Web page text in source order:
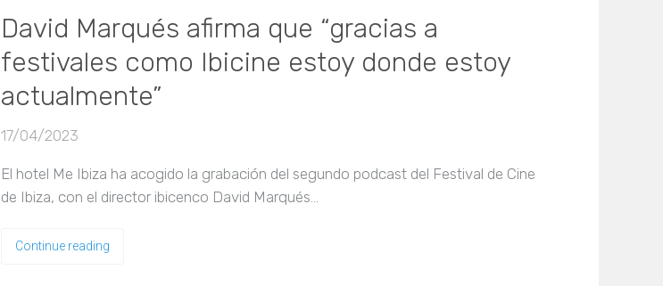
David Marqués afirma que “gracias a
festivales como Ibicine estoy donde estoy
actualmente”
17/04/2023
El hotel Me Ibiza ha acogido la grabación del segundo podcast del Festival de Cine
de Ibiza, con el director ibicenco David Marqués…
Continue reading